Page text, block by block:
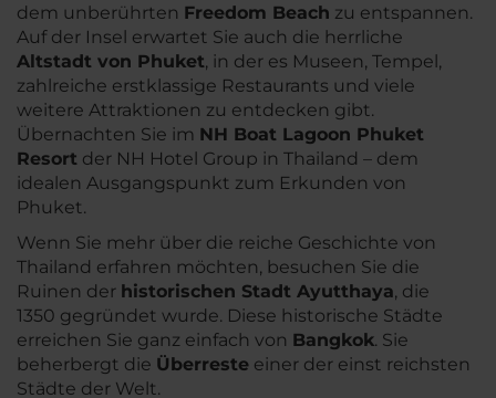
dem unberührten Freedom Beach zu entspannen.
Auf der Insel erwartet Sie auch die herrliche
Altstadt von Phuket, in der es Museen, Tempel,
zahlreiche erstklassige Restaurants und viele
weitere Attraktionen zu entdecken gibt.
Übernachten Sie im NH Boat Lagoon Phuket
Resort der NH Hotel Group in Thailand – dem
idealen Ausgangspunkt zum Erkunden von
Phuket.
Wenn Sie mehr über die reiche Geschichte von
Thailand erfahren möchten, besuchen Sie die
Ruinen der historischen Stadt Ayutthaya, die
1350 gegründet wurde. Diese historische Städte
erreichen Sie ganz einfach von Bangkok. Sie
beherbergt die Überreste einer der einst reichsten
Städte der Welt.